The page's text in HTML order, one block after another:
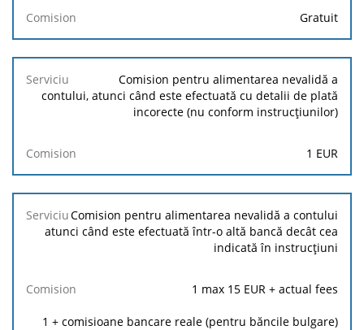
Gratuit
Comision pentru alimentarea nevalidă a
contului, atunci când este efectuată cu detalii de plată
incorecte (nu conform instrucțiunilor)
1 EUR
Comision pentru alimentarea nevalidă a contului
atunci când este efectuată într-o altă bancă decât cea
indicată în instrucțiuni
1 max 15 EUR + actual fees
1 + comisioane bancare reale (pentru băncile bulgare)